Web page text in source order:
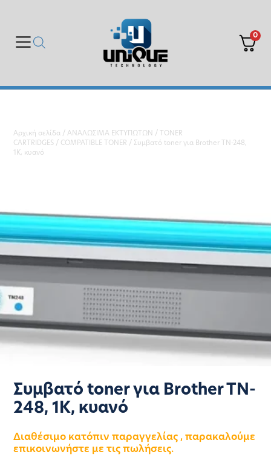
0
Αρχική σελίδα /ΑΝΑΛΩΣΙΜΑ ΕΚΤΥΠΩΤΩΝ /
TONER
CARTRIDGES / COMPATIBLE TONER / Συμβατό toner για Brother TN-248,
1K, κυανό
Συμβατό toner για Brother TN-
248, 1K, κυανό
Διαθέσιμο κατόπιν παραγγελίας , παρακαλούμε
επικοινωνήστε με τις πωλήσεις.